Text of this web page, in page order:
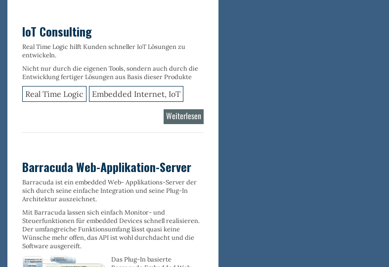
IoT Consulting
Real Time Logic hilft Kunden schneller IoT Lösungen zu
entwickeln.
Nicht nur durch die eigenen Tools, sondern auch durch die
Entwicklung fertiger Lösungen aus Basis dieser Produkte
Real Time Logic Embedded Internet, IoT
Weiterlesenüber
IoT
Barracuda Web-Applikation-Server
Barracuda ist ein embedded Web- Applikations-Serverder
sich durch seineeinfache Integration und seinePlug-In
Architekturauszeichnet.
Mit Barracuda lassen sich einfach Monitor- und
Steuerfunktionen für embedded Devicesschnell realisieren.
Derumfangreiche Funktionsumfanglässt quasi keine
Wünsche mehr offen, das API ist wohl durchdachtund die
Software ausgereift.
Das Plug-In basierte